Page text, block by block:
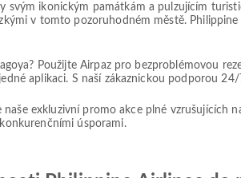
svým ikonickým památkám a pulzujícím
v tomto pozoruhodném městě.
Použijte Airpaz pro bezproblémovou
aplikaci. S naší zákaznickou podporou
exkluzivní promo akce plné vzrušujících
úsporami.